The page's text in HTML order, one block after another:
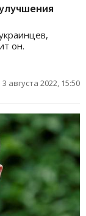
он.
3 августа 2022, 15:50